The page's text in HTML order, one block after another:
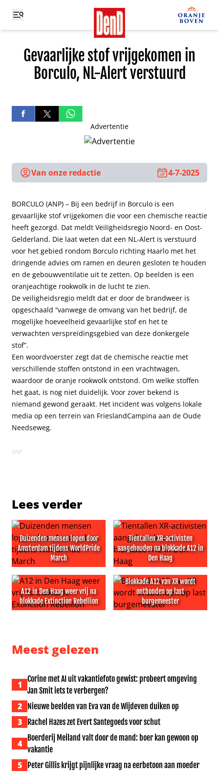
Gevaarlijke stof vrijgekomen in
Borculo, NL-Alert verstuurd
Advertentie
Van onze redactie 4-7-2025
BORCULO (ANP) – Bij een bedrijf in Borculo is een
gevaarlijke stof vrijgekomen die voor een chemische reactie
heeft gezorgd. Dat meldt Veiligheidsregio Noord- en Oost-
Gelderland. Die laat weten dat een NL-Alert is verstuurd
voor het gebied rondom Borculo richting Haarlo met het
dringende advies om ramen en deuren gesloten te houden
en de gebouwventilatie uit te zetten. Op beelden is een
oranjeachtige rookwolk in de lucht te zien.
De veiligheidsregio meldt dat er door de brandweer is
opgeschaald “vanwege de omvang van het bedrijf, de
mogelijke hoeveelheid gevaarlijke stof en het te
verwachten verspreidingsgebied van deze donkergele
stof”.
Een woordvoerster zegt dat de chemische reactie met
verschillende stoffen ontstond in een vrachtwagen,
waardoor de oranje rookwolk ontstond. Om welke stoffen
het gaat, is nog niet duidelijk. Voor zover bekend is
niemand gewond geraakt. Het incident was volgens lokale
media op een terrein van FrieslandCampina aan de Oude
Needseweg.
ANP
Lees verder
Duizenden mensen lopen door
Amsterdam tijdens WorldPride
March
Duizenden mensen lopen door Amsterdam tijdens
Tientallen XR-activisten
aangehouden na blokkade A12 in
Den Haag
Tientallen XR-activisten
A12 in Den Haag weer vrij na
blokkade Extinction Rebellion
Blokkade A12 van XR wordt
ontbonden op last
burgemeester
Meest gelezen
1
Corine met AI uit vakantiefoto gewist: probeert omgeving
Jan Smit iets te verbergen?
2 Nieuwe beelden van Eva van de Wijdeven duiken op
3 Rachel Hazes zet Evert Santegoeds voor schut
4
Boerderij Meiland valt door de mand: boer kan gewoon op
vakantie
5 Peter Gillis krijgt pijnlijke vraag na eerbetoon aan moeder